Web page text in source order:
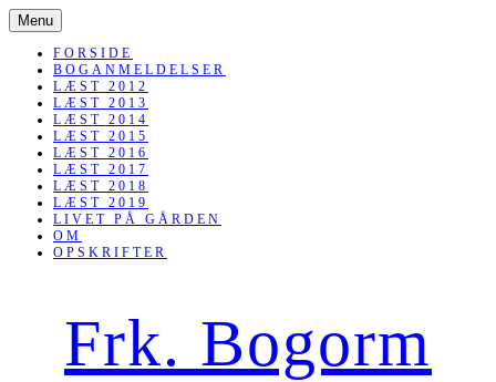
Menu SKIP
TO
CONTENT
FORSIDE
BOGANMELDELSER
LÆST 2012
LÆST 2013
LÆST 2014
LÆST 2015
LÆST 2016
LÆST 2017
LÆST 2018
LÆST 2019
LIVET PÅ GÅRDEN
OM
OPSKRIFTER
Frk. Bogorm